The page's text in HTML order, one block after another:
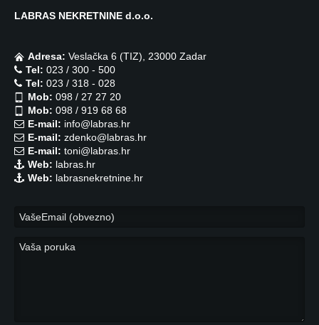
LABRAS NEKRETNINE d.o.o.
Adresa: Veslačka 6 (TIZ), 23000 Zadar
Tel: 023 / 300 - 500
Tel: 023 / 318 - 028
Mob: 098 / 27 27 20
Mob: 098 / 919 68 68
E-mail: info@labras.hr
E-mail: zdenko@labras.hr
E-mail: toni@labras.hr
Web: labras.hr
Web: labrasnekretnine.hr